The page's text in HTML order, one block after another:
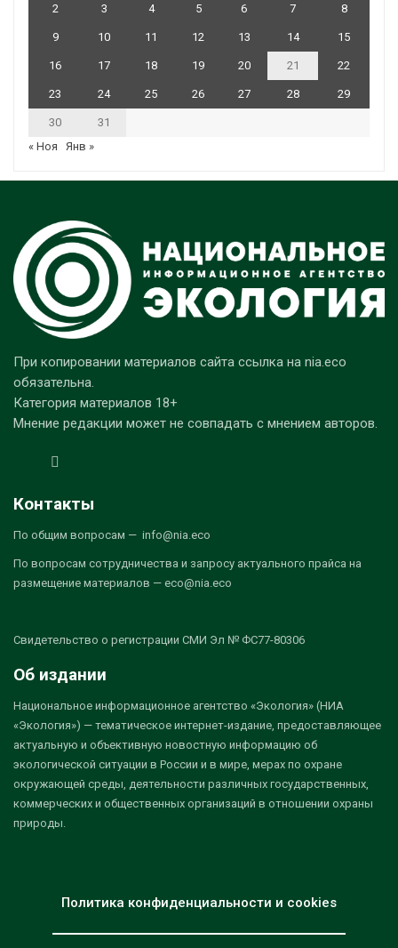
2 3 4 5 6 7 8
9 10 11 12 13 14 15
16 17 18 19 20 21 22
23 24 25 26 27 28 29
30
31
« Ноя
Янв »
При копировании материалов сайта ссылка на nia.eco
обязательна.
Категория материалов 18+
Мнение редакции может не совпадать с мнением авторов.
Контакты
По общим вопросам — info@nia.eco
По вопросам сотрудничества и запросу актуального прайса на
размещение материалов — eco@nia.eco
Свидетельство о регистрации СМИ Эл № ФС77-80306
Об издании
Национальное информационное агентство «Экология» (НИА
«Экология») — тематическое интернет-издание, предоставляющее
актуальную и объективную новостную информацию об
экологической ситуации в России и в мире, мерах по охране
окружающей среды, деятельности различных государственных,
коммерческих и общественных организаций в отношении охраны
природы.
Политика конфиденциальности и cookies